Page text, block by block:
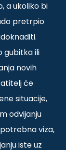
a ukoliko bi
pretrpio
gubitka ili
novih
će
situacije,
odvijanju
viza,
iste uz